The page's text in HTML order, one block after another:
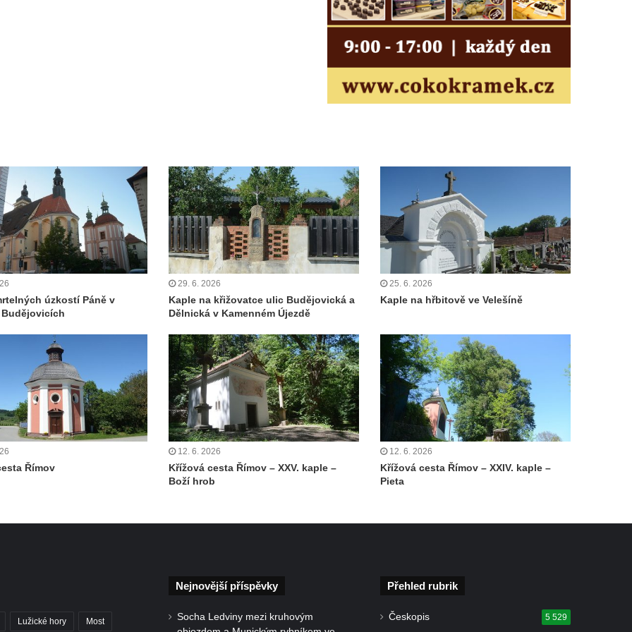
úzkostí Páně v
29. 6. 2026
Kaple na křižovatce ulic Budějovická a
Dělnická v Kamenném Újezdě
25. 6. 2026
Kaple na hřbitově ve Velešíně
Římov
12. 6. 2026
Křížová cesta Římov – XXV. kaple –
Boží hrob
12. 6. 2026
Křížová cesta Římov – XXIV. kaple –
Pieta
Lužické hory Most
Nejnovější příspěvky
Socha Ledviny mezi kruhovým
Přehled rubrik
Českopis 5 529